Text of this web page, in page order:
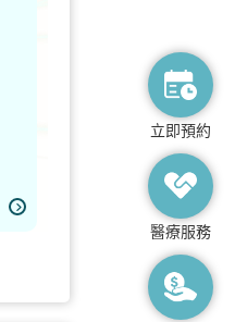
立即預約
醫療服務